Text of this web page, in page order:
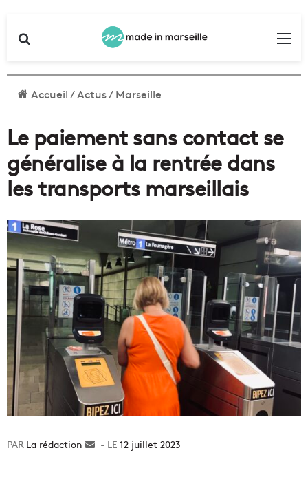
Accueil/Actus/Marseille
Le paiement sans contact se
généralise à la rentrée dans
les transports marseillais
La rédaction
Envoyer12 juillet 2023